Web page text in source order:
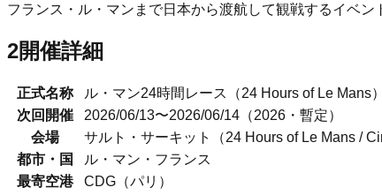
フランス ・ ル・マン まで日本から渡航して観戦するイベ
2開催詳細
正式名称 ル・マン24時間レース （24 Hours of Le Mans）
次回開催
2026/06/13〜2026/06/14（2026・暫定）
会場
サルト・サーキット（24 Hours of Le Mans /
都市・国
ル・マン ・ フランス
最寄空港
CDG（パリ）